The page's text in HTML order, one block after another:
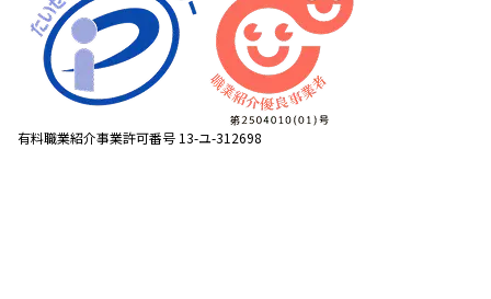
有料職業紹介事業許可番号 13-ユ-312698